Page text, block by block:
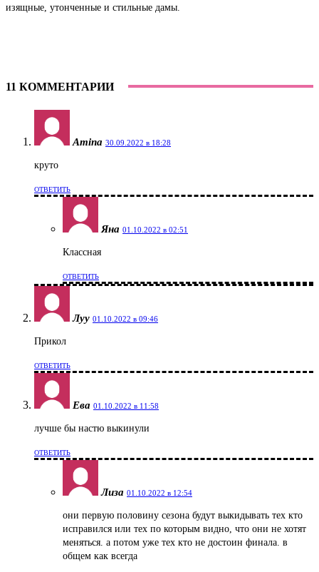
изящные, утонченные и стильные дамы.
11 КОММЕНТАРИИ
Amina 30.09.2022 в 18:28
круто
ОТВЕТИТЬ
Яна 01.10.2022 в 02:51
Классная
ОТВЕТИТЬ
Луу 01.10.2022 в 09:46
Прикол
ОТВЕТИТЬ
Ева 01.10.2022 в 11:58
лучше бы настю выкинули
ОТВЕТИТЬ
Лиза 01.10.2022 в 12:54
они первую половину сезона будут выкидывать тех кто
исправился или тех по которым видно, что они не хотят
меняться. а потом уже тех кто не достоин финала. в
общем как всегда